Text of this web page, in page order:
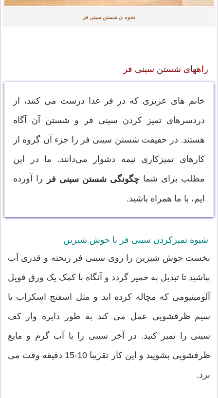
نحوه ی شستن سینی فر
راههای شستن سینی فر
خانم های عزیزی که در فر غذا درست می کنند، از
دردسرهای تمیز کردن سینی فر و شستن آن آگاه
هستند. در حقیقت شستن سینی فر را جزء آن گروه از
کارهای تمیزکاری نیمه دشوار می‌دانند. ما در این
مطلب برای شما چگونگی شستن سینی فر را آورده
ایم، با ما همراه باشید.
شیوه تمیزکردن سینی فر با جوش شیرین
نخست جوش شیرین را روی سینی فر ریخته و قدری آب
بپاشید تا تبدیل به خمیر گردد و آنگاه با کمک یک ورق فویل
آلومینیومی که مچاله کرده اید و مثل اسفنج اسکراب یا
سیم ظرفشویی عمل می کند به طور دایره وار کف
سینی را تمیز کنید. در آخر سینی را با آب گرم و مایع
ظرفشویی بشویید و این کار تقریبا 10-15 دقیقه وقت می
برد.